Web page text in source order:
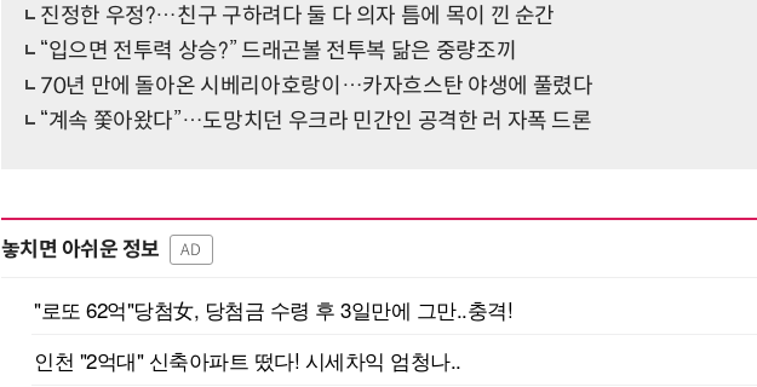
진정한 우정?…친구 구하려다 둘 다 의자 틈에 목이 낀 순간
“입으면 전투력 상승?” 드래곤볼 전투복 닮은 중량조끼
70년 만에 돌아온 시베리아호랑이…카자흐스탄 야생에 풀렸다
“계속 쫓아왔다”…도망치던 우크라 민간인 공격한 러 자폭 드론
놓치면 아쉬운 정보 AD